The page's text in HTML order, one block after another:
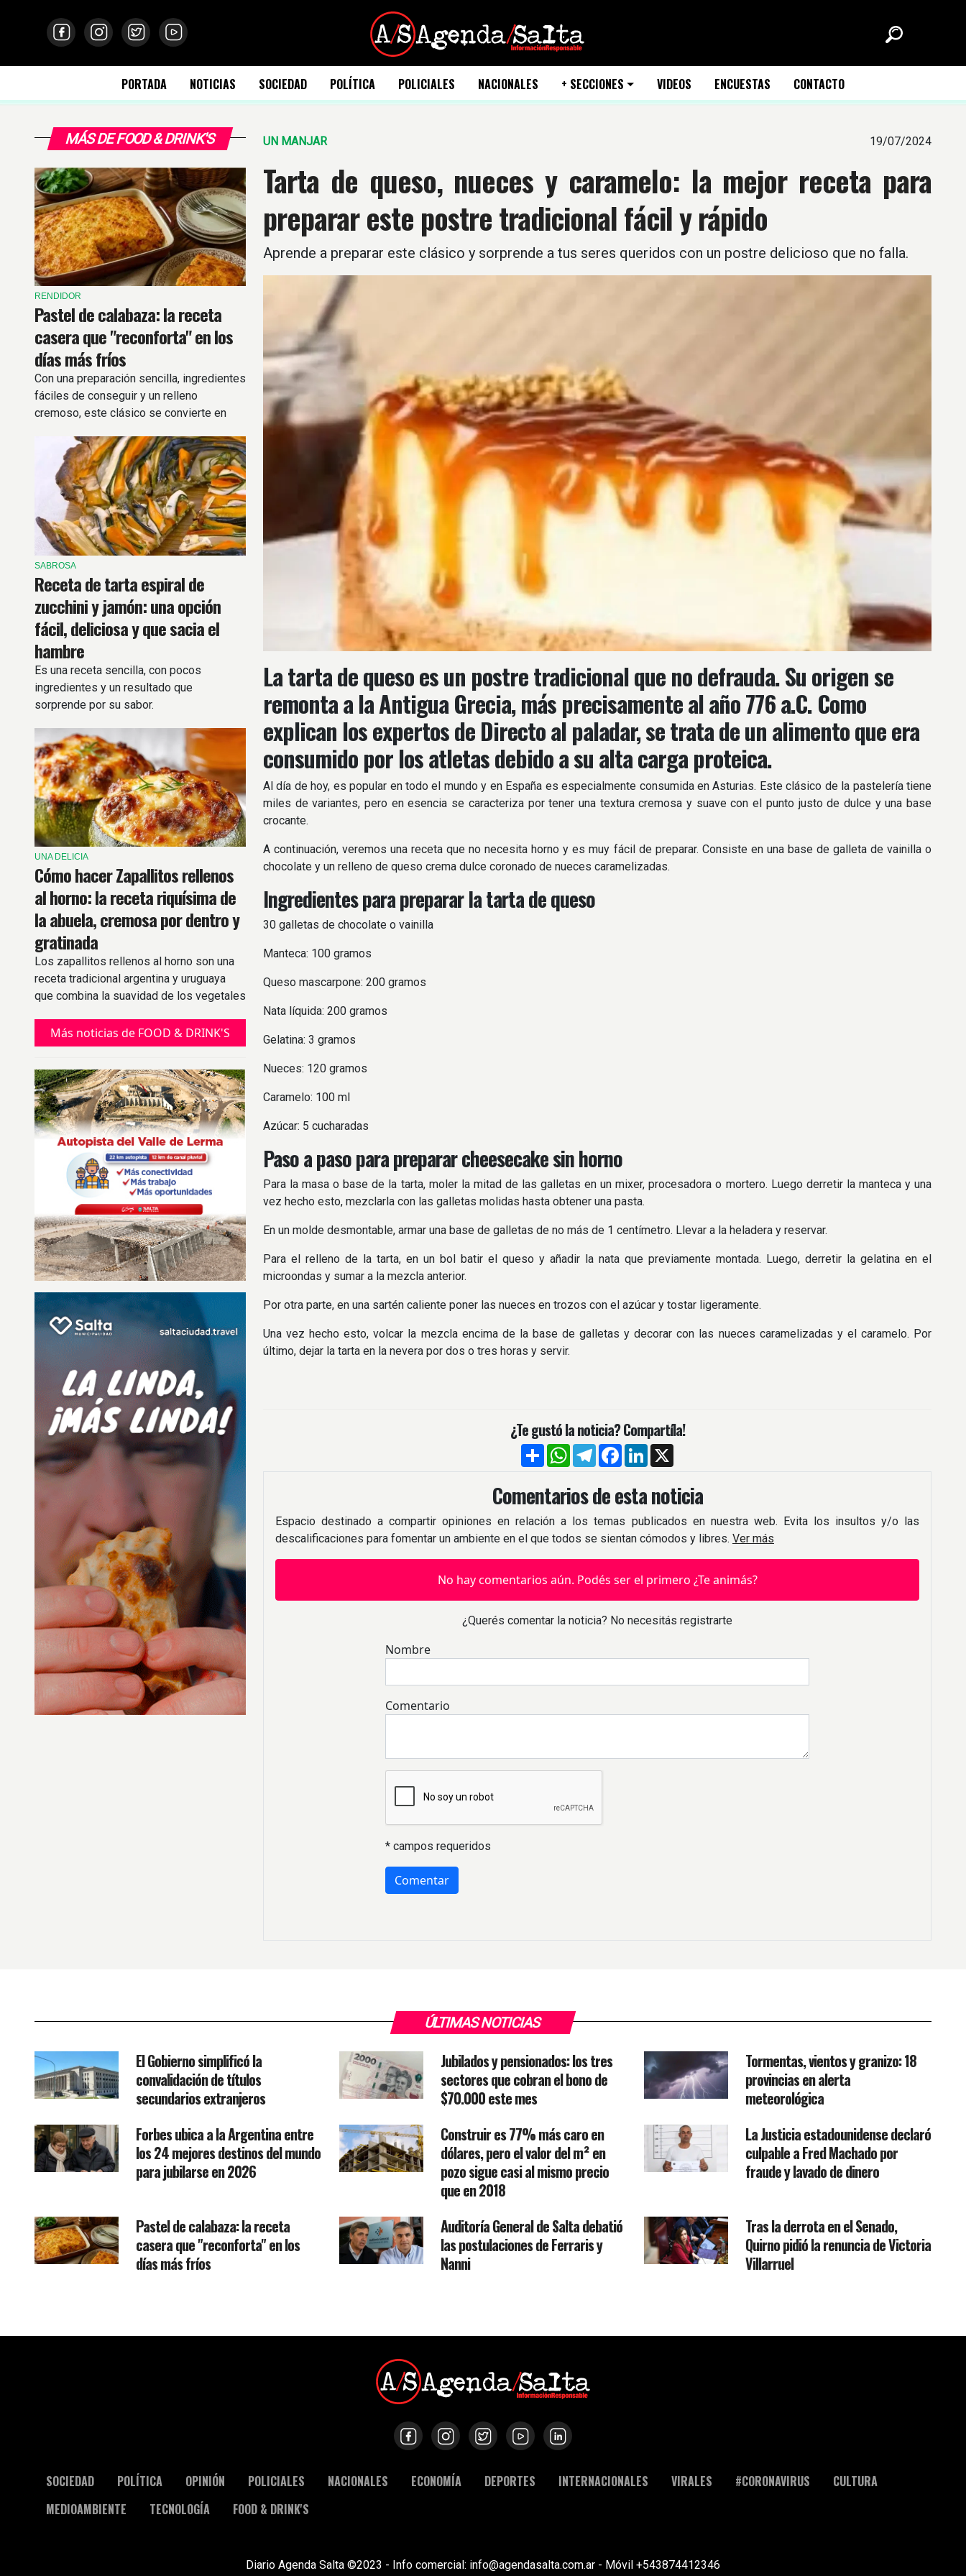
PORTADA NOTICIAS SOCIEDAD POLÍTICA POLICIALES NACIONALES + SECCIONES VIDEOS ENCUESTAS CONTACTO
MÁS DE FOOD & DRINK'S
RENDIDOR
Pastel de calabaza: la receta
casera que "reconforta" en los
días más fríos
Con una preparación sencilla, ingredientes
fáciles de conseguir y un relleno
cremoso, este clásico se convierte en
familia.
SABROSA
Receta de tarta espiral de
zucchini y jamón: una opción
fácil, deliciosa y que sacia el
hambre
Es una receta sencilla, con pocos
ingredientes y un resultado que
sorprende por su sabor.
UNA DELICIA
Cómo hacer Zapallitos rellenos
al horno: la receta riquísima de
la abuela, cremosa por dentro y
gratinada
Los zapallitos rellenos al horno son una
receta tradicional argentina y uruguaya
que combina la suavidad de los vegetales
Más noticias de FOOD & DRINK'S
UN MANJAR 19/07/2024
Tarta de queso, nueces y caramelo: la mejor receta para
preparar este postre tradicional fácil y rápido
Aprende a preparar este clásico y sorprende a tus seres queridos con un postre delicioso que no falla.
La tarta de queso es un postre tradicional que no defrauda. Su origen se
remonta a la Antigua Grecia, más precisamente al año 776 a.C. Como
explican los expertos de Directo al paladar, se trata de un alimento que era
consumido por los atletas debido a su alta carga proteica.
Al día de hoy, es popular en todo el mundo y en España es especialmente consumida en Asturias. Este clásico de la pastelería tiene
miles de variantes, pero en esencia se caracteriza por tener una textura cremosa y suave con el punto justo de dulce y una base
crocante.
A continuación, veremos una receta que no necesita horno y es muy fácil de preparar. Consiste en una base de galleta de vainilla o
chocolate y un relleno de queso crema dulce coronado de nueces caramelizadas.
Ingredientes para preparar la tarta de queso
30 galletas de chocolate o vainilla
Manteca: 100 gramos
Queso mascarpone: 200 gramos
Nata líquida: 200 gramos
Gelatina: 3 gramos
Nueces: 120 gramos
Caramelo: 100 ml
Azúcar: 5 cucharadas
Paso a paso para preparar cheesecake sin horno
Para la masa o base de la tarta, moler la mitad de las galletas en un mixer, procesadora o mortero. Luego derretir la manteca y una
vez hecho esto, mezclarla con las galletas molidas hasta obtener una pasta.
En un molde desmontable, armar una base de galletas de no más de 1 centímetro. Llevar a la heladera y reservar.
Para el relleno de la tarta, en un bol batir el queso y añadir la nata que previamente montada. Luego, derretir la gelatina en el
microondas y sumar a la mezcla anterior.
Por otra parte, en una sartén caliente poner las nueces en trozos con el azúcar y tostar ligeramente.
Una vez hecho esto, volcar la mezcla encima de la base de galletas y decorar con las nueces caramelizadas y el caramelo. Por
último, dejar la tarta en la nevera por dos o tres horas y servir.
¿Te gustó la noticia? Compartíla!
CompartirWhatsApp
TelegramFacebook
LinkedIn
Comentarios de esta noticia
Espacio destinado a compartir opiniones en relación a los temas publicados en nuestra web. Evita los insultos y/o las
descalificaciones para fomentar un ambiente en el que todos se sientan cómodos y libres. Ver más
No hay comentarios aún. Podés ser el primero ¿Te animás?
¿Querés comentar la noticia? No necesitás registrarte
Nombre
Comentario
* campos requeridos
ÚLTIMAS NOTICIAS
El Gobierno simplificó la
convalidación de títulos
secundarios extranjeros
Jubilados y pensionados: los tres
sectores que cobran el bono de
$70.000 este mes
Tormentas, vientos y granizo: 18
provincias en alerta
meteorológica
Forbes ubica a la Argentina entre
los 24 mejores destinos del mundo
para jubilarse en 2026
Construir es 77% más caro en
dólares, pero el valor del m² en
pozo sigue casi al mismo precio
que en 2018
La Justicia estadounidense declaró
culpable a Fred Machado por
fraude y lavado de dinero
Pastel de calabaza: la receta
casera que "reconforta" en los
días más fríos
Auditoría General de Salta debatió
las postulaciones de Ferraris y
Nanni
Tras la derrota en el Senado,
Quirno pidió la renuncia de Victoria
Villarruel
SOCIEDAD POLÍTICA OPINIÓN POLICIALES NACIONALES ECONOMÍA DEPORTES INTERNACIONALES VIRALES #CORONAVIRUS
CULTURA
MEDIOAMBIENTE
TECNOLOGÍA FOOD & DRINK'S
Diario Agenda Salta ©2023 - Info comercial: info@agendasalta.com.ar - Móvil +543874412346